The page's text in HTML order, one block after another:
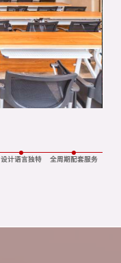
设计语言独特 全周期配套服务